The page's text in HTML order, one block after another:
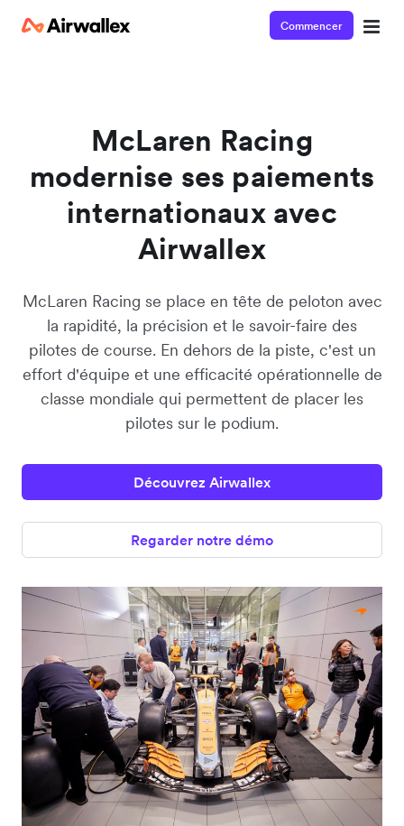
Commencer
McLaren Racing
modernise ses paiements
internationaux avec
Airwallex
McLaren Racing se place en tête de peloton avec
la rapidité, la précision et le savoir-faire des
pilotes de course. En dehors de la piste, c'est un
effort d'équipe et une efficacité opérationnelle de
classe mondiale qui permettent de placer les
pilotes sur le podium.
Découvrez Airwallex
Regarder notre démo